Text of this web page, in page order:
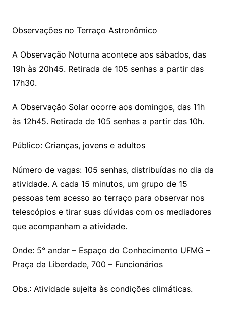
Observações no Terraço Astronômico
A Observação Noturna acontece aos sábados, das
19h às 20h45. Retirada de 105 senhas a partir das
17h30.
A Observação Solar ocorre aos domingos, das 11h
às 12h45. Retirada de 105 senhas a partir das 10h.
Público: Crianças, jovens e adultos
Número de vagas: 105 senhas, distribuídas no dia da
atividade. A cada 15 minutos, um grupo de 15
pessoas tem acesso ao terraço para observar nos
telescópios e tirar suas dúvidas com os mediadores
que acompanham a atividade.
Onde: 5° andar – Espaço do Conhecimento UFMG –
Praça da Liberdade, 700 – Funcionários
Obs.: Atividade sujeita às condições climáticas.